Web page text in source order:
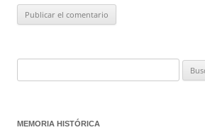
MEMORIA HISTÓRICA